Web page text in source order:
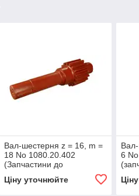
Вал-шестерня z = 16, m =
18 No 1080.20.402
(Запчастини до
Ціну уточнюйте
6